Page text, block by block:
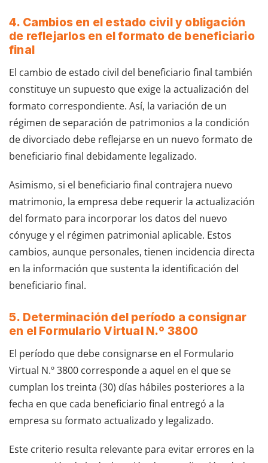
4. Cambios en el estado civil y obligación
de reflejarlos en el formato de beneficiario
final
El cambio de estado civil del beneficiario final también
constituye un supuesto que exige la actualización del
formato correspondiente. Así, la variación de un
régimen de separación de patrimonios a la condición
de divorciado debe reflejarse en un nuevo formato de
beneficiario final debidamente legalizado.
Asimismo, si el beneficiario final contrajera nuevo
matrimonio, la empresa debe requerir la actualización
del formato para incorporar los datos del nuevo
cónyuge y el régimen patrimonial aplicable. Estos
cambios, aunque personales, tienen incidencia directa
en la información que sustenta la identificación del
beneficiario final.
5. Determinación del período a consignar
en el Formulario Virtual N.º 3800
El período que debe consignarse en el Formulario
Virtual N.º 3800 corresponde a aquel en el que se
cumplan los treinta (30) días hábiles posteriores a la
fecha en que cada beneficiario final entregó a la
empresa su formato actualizado y legalizado.
Este criterio resulta relevante para evitar errores en la